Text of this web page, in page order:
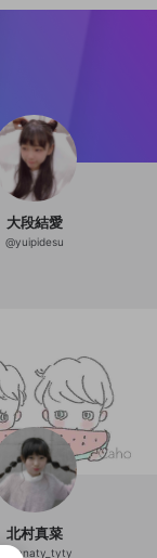
大段結愛
@yuipidesu
北村真菜
Manaty_tyty